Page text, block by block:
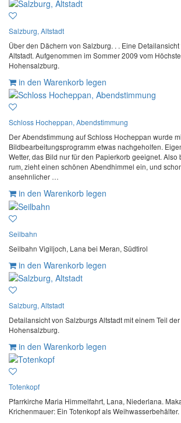
Salzburg, Altstadt
Über den Dächern von Salzburg. . . Eine
Altstadt. Aufgenommen im Sommer 2009 vom
Hohensalzburg.
in den Warenkorb legen
Schloss Hocheppan, Abendstimmung
Der Abendstimmung auf Schloss Hocheppan wurde
Bildbearbeitungsprogramm etwas nachgeholfen.
Wetter, das Bild nur für den Papierkorb geeignet. Also
rum, zieht einen schönen Abendhimmel ein, und
ansehnlicher …
in den Warenkorb legen
Seilbahn
Seilbahn Vigiljoch, Lana bei Meran, Südtirol
in den Warenkorb legen
Salzburg, Altstadt
Detailansicht von Salzburgs Altstadt mit einem Teil
Hohensalzburg.
in den Warenkorb legen
Totenkopf
Pfarrkirche Maria Himmelfahrt, Lana, Niederlana.
Krichenmauer: Ein Totenkopf als Weihwasserbehälter.